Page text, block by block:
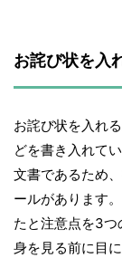
お詫び状を入
お詫び状を入れ
どを書き入れて
文書であるため
ールがあります
たと注意点を3つ
身を見る前に目